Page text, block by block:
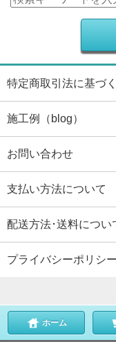
特定商取引法に基づ
施工例（blog）
お問い合わせ
支払い方法について
配送方法･送料につい
プライバシーポリシー
ホーム